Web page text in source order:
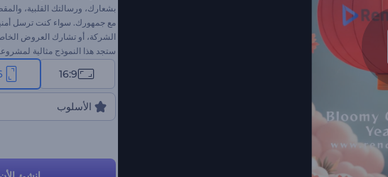
بشعارك، ورسالتك القلبية،
مع جمهورك. سواء كنت ترسل
الشركة، أو تشارك العروض
ستجد هذا النموذج مثالية
16:9
الأسلوب